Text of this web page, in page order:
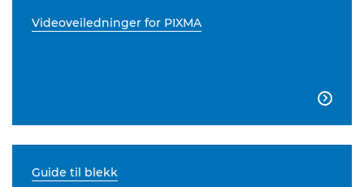
Videoveiledninger for PIXMA

Guide til blekk